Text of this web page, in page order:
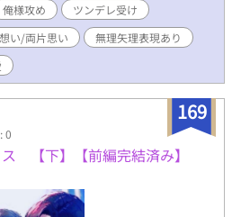
俺様攻め
ツンデレ受け
い/両片思い
無理矢理表現あり
169
0
【下】【前編完結済み】